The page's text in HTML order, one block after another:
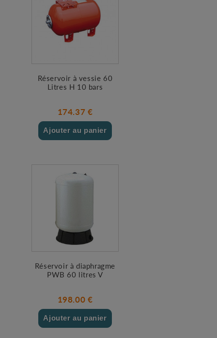
Réservoir à vessie 60
Litres H 10 bars
174.37 €
Ajouter au panier
Réservoir à diaphragme
PWB 60 litres V
198.00 €
Ajouter au panier